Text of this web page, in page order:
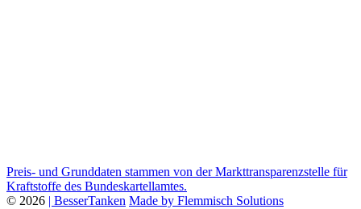
Preis- und Grunddaten stammen von der Markttransparenzstelle für
Kraftstoffe des Bundeskartellamtes.
© 2026 | BesserTanken Made by Flemmisch Solutions